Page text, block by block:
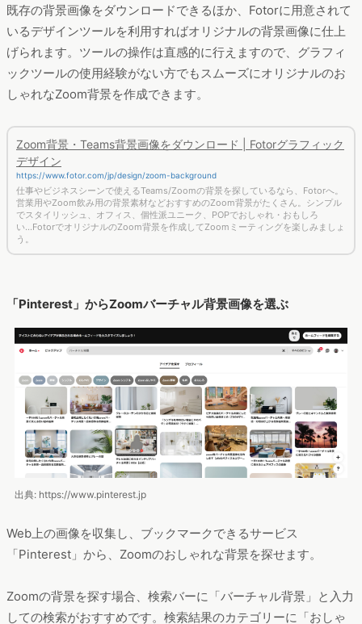
既存の背景画像をダウンロードできるほか、Fotorに用意されて
いるデザインツールを利用すればオリジナルの背景画像に仕上
げられます。ツールの操作は直感的に行えますので、グラフィ
ックツールの使用経験がない方でもスムーズにオリジナルのお
しゃれなZoom背景を作成できます。
Zoom背景・Teams背景画像をダウンロード | Fotorグラフィック
デザイン
https://www.fotor.com/jp/design/zoom-background
仕事やビジネスシーンで使えるTeams/Zoomの背景を探しているなら、Fotorへ。
営業用やZoom飲み用の背景素材などおすすめのZoom背景がたくさん。シンプル
でスタイリッシュ、オフィス、個性派ユニーク、POPでおしゃれ・おもしろ
い...FotorでオリジナルのZoom背景を作成してZoomミーティングを楽しみましょ
う。
「Pinterest」からZoomバーチャル背景画像を選ぶ
出典: https://www.pinterest.jp
Web上の画像を収集し、ブックマークできるサービス
「Pinterest」から、Zoomのおしゃれな背景を探せます。
Zoomの背景を探す場合、検索バーに「バーチャル背景」と入力
しての検索がおすすめです。検索結果のカテゴリーに「おしゃ